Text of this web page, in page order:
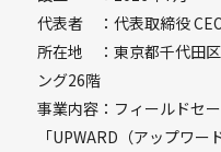
代表者 ：代表取締役
所在地 ：東京都千代田
ング26階
事業内容：フィールドセ
「UPWARD（アップワ